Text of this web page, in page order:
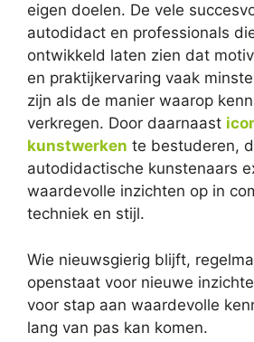
eigen doelen. De vele
autodidact en professionals
ontwikkeld laten zien dat
en praktijkervaring vaak
zijn als de manier waarop
verkregen. Door daarnaast
kunstwerken te bestuderen,
autodidactische kunstenaars
waardevolle inzichten op in
techniek en stijl.
Wie nieuwsgierig blijft,
openstaat voor nieuwe
voor stap aan waardevolle
lang van pas kan komen.